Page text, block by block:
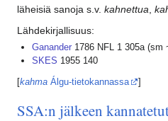
läheisiä sanoja s.v. kahnettua
Lähdekirjallisuus:
Ganander1786 NFL 1 305a (sm
SKES 1955 140
[kahma Álgu-tietokannassa ]
SSA:n jälkeen